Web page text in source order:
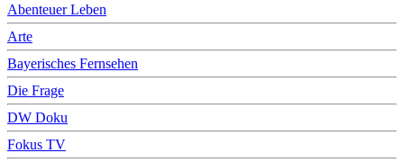
Abenteuer Leben
Arte
Bayerisches Fernsehen
Die Frage
DW Doku
Fokus TV